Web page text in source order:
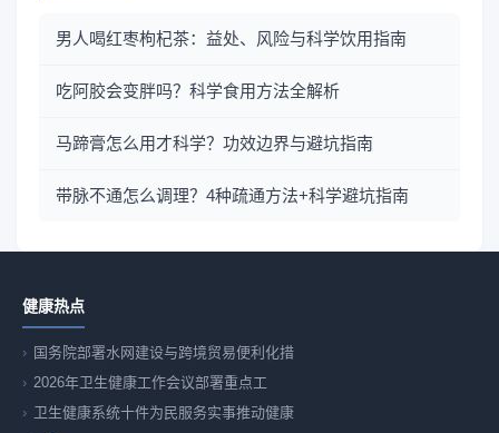
男人喝红枣枸杞茶：益处、风险与科学饮用指南
吃阿胶会变胖吗？科学食用方法全解析
马蹄膏怎么用才科学？功效边界与避坑指南
带脉不通怎么调理？4种疏通方法+科学避坑指南
健康热点
国务院部署水网建设与跨境贸易便利化措
2026年卫生健康工作会议部署重点工
卫生健康系统十件为民服务实事推动健康